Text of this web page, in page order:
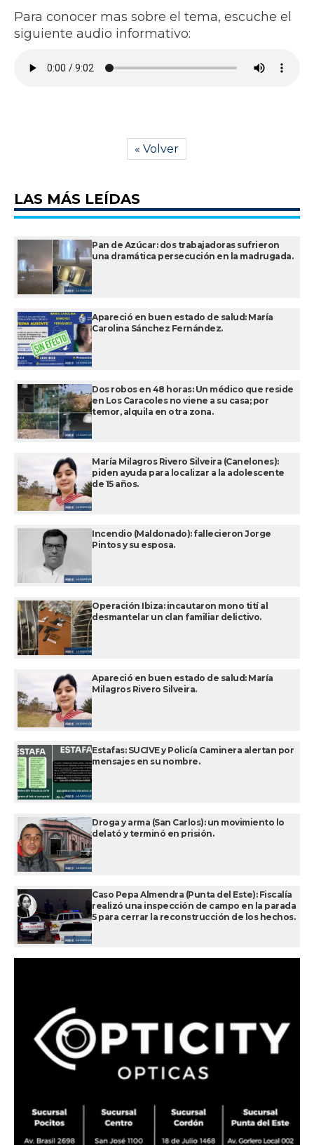
Para conocer mas sobre el tema, escuche el
siguiente audio informativo:
« Volver
LAS MÁS LEÍDAS
Pan de Azúcar: dos trabajadoras sufrieron
una dramática persecución en la madrugada.
Apareció en buen estado de salud: María
Carolina Sánchez Fernández.
Dos robos en 48 horas: Un médico que reside
en Los Caracoles no viene a su casa; por
temor, alquila en otra zona.
María Milagros Rivero Silveira (Canelones):
piden ayuda para localizar a la adolescente
de 15 años.
Incendio (Maldonado): fallecieron Jorge
Pintos y su esposa.
Operación Ibiza: incautaron mono tití al
desmantelar un clan familiar delictivo.
Apareció en buen estado de salud: María
Milagros Rivero Silveira.
Estafas: SUCIVE y Policía Caminera alertan por
mensajes en su nombre.
Droga y arma (San Carlos): un movimiento lo
delató y terminó en prisión.
Caso Pepa Almendra (Punta del Este): Fiscalía
realizó una inspección de campo en la parada
5 para cerrar la reconstrucción de los hechos.